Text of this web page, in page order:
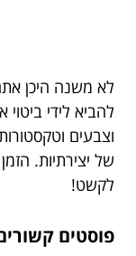
לא משנה היכן
להביא לידי
וצבעים
של יצירתיות.
לקשט!
פוסטים